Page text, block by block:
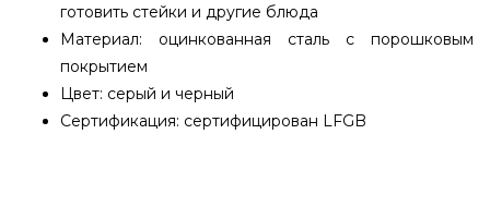
готовить стейки и другие блюда
Материал: оцинкованная сталь с порошковым
покрытием
Цвет: серый и черный
Сертификация: сертифицирован LFGB